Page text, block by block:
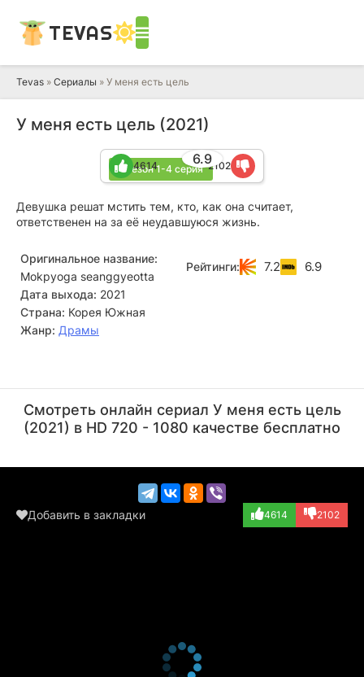
TEVAS
Tevas » Сериалы » У меня есть цель
У меня есть цель (2021)
1 сезон 1-4 серия
6.9
4614 2102
Девушка решат мстить тем, кто, как она считает,
ответственен на за её неудавшуюся жизнь.
Оригинальное название:
Mokpyoga seanggyeotta
Дата выхода: 2021
Страна: Корея Южная
Жанр: Драмы
Рейтинги: 7.2 6.9
(Hye-soon)
(Orphanage Direc...)
Смотреть онлайн сериал У меня есть цель
(2021) в HD 720 - 1080 качестве бесплатно
Добавить в закладки 4614 2102